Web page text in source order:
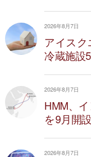
2026年8月7日
アイスク
冷蔵施設
2026年8月7日
HMM、
を9月開設
2026年8月7日